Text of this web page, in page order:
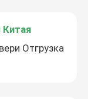
Китая
Отгрузка